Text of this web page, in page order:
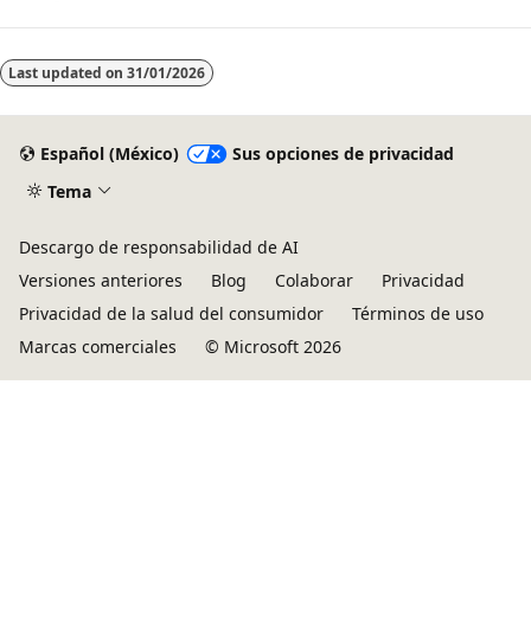
Last updated on 31/01/2026
Español (México)
Sus opciones de privacidad
Tema
Descargo de responsabilidad de AI
Versiones anteriores
Blog Colaborar
Privacidad
Privacidad de la salud del consumidor
Términos de uso
Marcas comerciales
© Microsoft 2026